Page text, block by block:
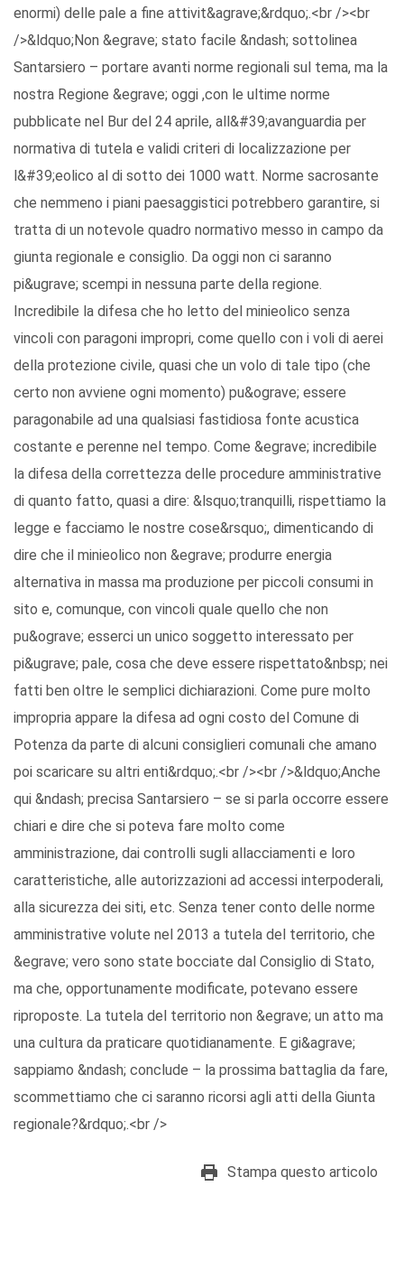
enormi) delle pale a fine attivit&agrave;&rdquo;.<br /><br
/>&ldquo;Non &egrave; stato facile &ndash; sottolinea
Santarsiero – portare avanti norme regionali sul tema, ma la
nostra Regione &egrave; oggi ,con le ultime norme
pubblicate nel Bur del 24 aprile, all&#39;avanguardia per
normativa di tutela e validi criteri di localizzazione per
l&#39;eolico al di sotto dei 1000 watt. Norme sacrosante
che nemmeno i piani paesaggistici potrebbero garantire, si
tratta di un notevole quadro normativo messo in campo da
giunta regionale e consiglio. Da oggi non ci saranno
pi&ugrave; scempi in nessuna parte della regione.
Incredibile la difesa che ho letto del minieolico senza
vincoli con paragoni impropri, come quello con i voli di aerei
della protezione civile, quasi che un volo di tale tipo (che
certo non avviene ogni momento) pu&ograve; essere
paragonabile ad una qualsiasi fastidiosa fonte acustica
costante e perenne nel tempo. Come &egrave; incredibile
la difesa della correttezza delle procedure amministrative
di quanto fatto, quasi a dire: &lsquo;tranquilli, rispettiamo la
legge e facciamo le nostre cose&rsquo;, dimenticando di
dire che il minieolico non &egrave; produrre energia
alternativa in massa ma produzione per piccoli consumi in
sito e, comunque, con vincoli quale quello che non
pu&ograve; esserci un unico soggetto interessato per
pi&ugrave; pale, cosa che deve essere rispettato&nbsp; nei
fatti ben oltre le semplici dichiarazioni. Come pure molto
impropria appare la difesa ad ogni costo del Comune di
Potenza da parte di alcuni consiglieri comunali che amano
poi scaricare su altri enti&rdquo;.<br /><br />&ldquo;Anche
qui &ndash; precisa Santarsiero – se si parla occorre essere
chiari e dire che si poteva fare molto come
amministrazione, dai controlli sugli allacciamenti e loro
caratteristiche, alle autorizzazioni ad accessi interpoderali,
alla sicurezza dei siti, etc. Senza tener conto delle norme
amministrative volute nel 2013 a tutela del territorio, che
&egrave; vero sono state bocciate dal Consiglio di Stato,
ma che, opportunamente modificate, potevano essere
riproposte. La tutela del territorio non &egrave; un atto ma
una cultura da praticare quotidianamente. E gi&agrave;
sappiamo &ndash; conclude – la prossima battaglia da fare,
scommettiamo che ci saranno ricorsi agli atti della Giunta
regionale?&rdquo;.<br />
Stampa questo articolo